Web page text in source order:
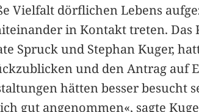
Vielfalt dörflichen Lebens
in Kontakt treten.
Spruck und Stephan Kuger,
und den Antrag auf
hätten besser besucht
gut angenommen«, sagte